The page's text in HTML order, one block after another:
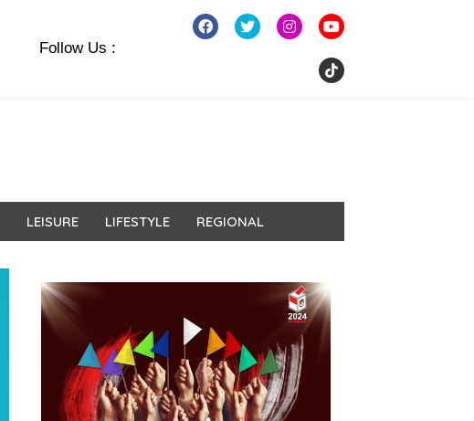
Follow Us :
LEISURE LIFESTYLE REGIONAL